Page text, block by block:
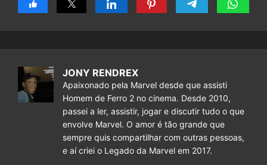
JONY RENDREX
Apaixonado pela Marvel desde que assisti
Homem de Ferro 2 no cinema. Desde 2010,
passei a ler, assistir, jogar e discutir tudo o que
envolve Marvel. O amor é tão grande que
sempre quis compartilhar com outras pessoas,
e aí criei o Legado da Marvel em 2017.